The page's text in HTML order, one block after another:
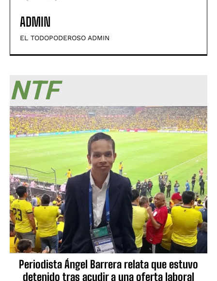
ADMIN
EL TODOPODEROSO ADMIN
NTF
Periodista Ángel Barrera relata que estuvo
detenido tras acudir a una oferta laboral